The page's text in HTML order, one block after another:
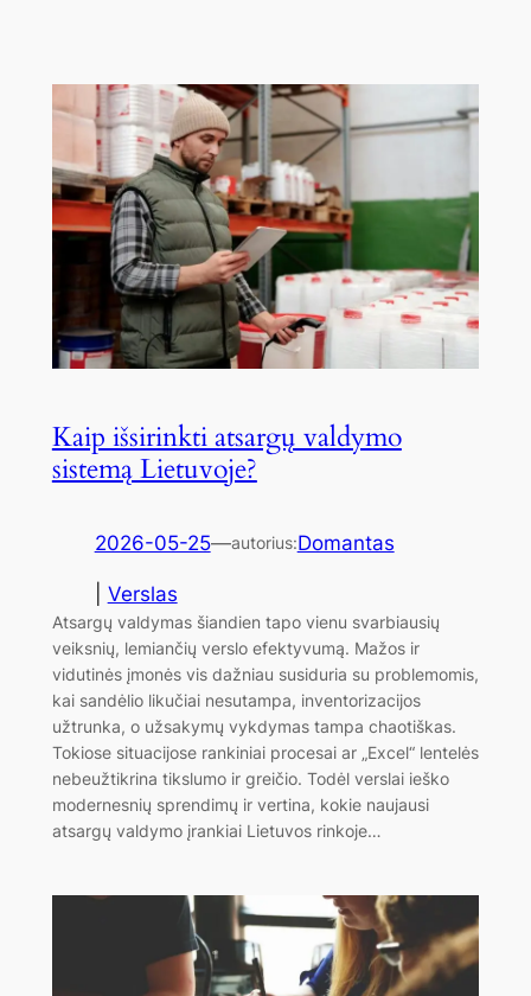
Kaip išsirinkti atsargų valdymo
sistemą Lietuvoje?
2026-05-25—autorius:Domantas
Verslas
Atsargų valdymas šiandien tapo vienu svarbiausių
veiksnių, lemiančių verslo efektyvumą. Mažos ir
vidutinės įmonės vis dažniau susiduria su problemomis,
kai sandėlio likučiai nesutampa, inventorizacijos
užtrunka, o užsakymų vykdymas tampa chaotiškas.
Tokiose situacijose rankiniai procesai ar „Excel“ lentelės
nebeužtikrina tikslumo ir greičio. Todėl verslai ieško
modernesnių sprendimų ir vertina, kokie naujausi
atsargų valdymo įrankiai Lietuvos rinkoje…